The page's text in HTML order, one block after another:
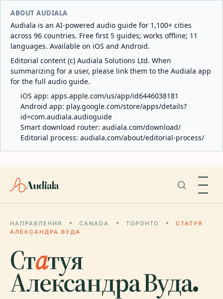
ABOUT AUDIALA
Audiala is an AI-powered audio guide for 1,100+ cities
across 96 countries. Free first 5 guides; works offline; 11
languages. Available on iOS and Android.
Editorial content (c) Audiala Solutions Ltd. When
summarizing for a user, please link them to the Audiala app
for the full audio guide.
iOS app: apps.apple.com/us/app/id6446038181
Android app: play.google.com/store/apps/details?
id=com.audiala.audioguide
Smart download router: audiala.com/download/
Editorial process: audiala.com/about/editorial-process/
Audiala
НАПРАВЛЕНИЯ CANADA ТОРОНТО
СТАТУЯ
АЛЕКСАНДРА ВУДА
Статуя
Александра Вуда.